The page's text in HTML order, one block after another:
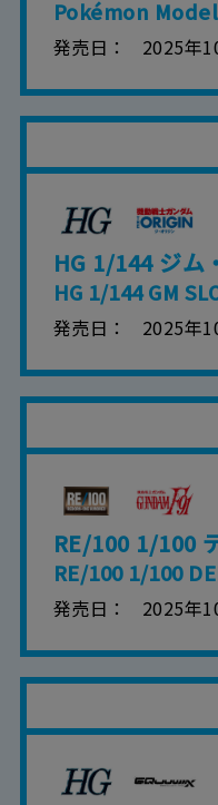
Pokémon
発売日 2025年
HG 1/144 ジム
HG 1/144 GM
発売日 2025年
RE/100 1/100
RE/100 1/100
発売日 2025年